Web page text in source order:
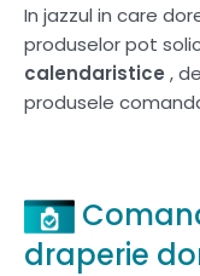
In jazzul in care
produselor pot
calendaristice ,
produsele
draperie